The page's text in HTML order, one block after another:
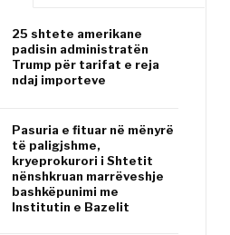
25 shtete amerikane
padisin administratën
Trump për tarifat e reja
ndaj importeve
Pasuria e fituar në mënyrë
të paligjshme,
kryeprokurori i Shtetit
nënshkruan marrëveshje
bashkëpunimi me
Institutin e Bazelit